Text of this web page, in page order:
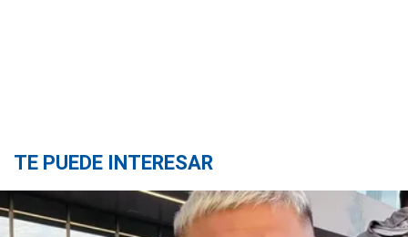
TE PUEDE INTERESAR